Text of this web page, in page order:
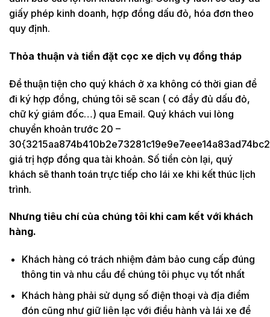
giấy phép kinh doanh, hợp đồng dấu đỏ, hóa đơn theo
quy định.
Thỏa thuận và tiền đặt cọc xe dịch vụ đồng tháp
Để thuận tiện cho quý khách ở xa không có thời gian để
đi ký hợp đồng, chúng tôi sẽ scan ( có đầy đủ dấu đỏ,
chữ ký giám đốc…) qua Email. Quý khách vui lòng
chuyển khoản trước 20 –
giá trị hợp đồng qua tài khoản. Số tiền còn lại, quý
khách sẽ thanh toán trực tiếp cho lái xe khi kết thúc lịch
trình.
Nhưng tiêu chí của chúng tôi khi cam kết với khách
hàng.
Khách hàng có trách nhiệm đảm bảo cung cấp đúng
thông tin và nhu cầu để chúng tôi phục vụ tốt nhất
Khách hàng phải sử dụng số điện thoại và địa điểm
đón cũng như giữ liên lạc với điều hành và lái xe để